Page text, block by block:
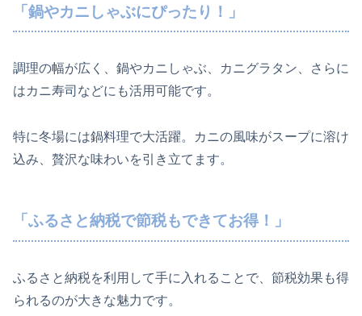
「鍋やカニしゃぶにぴったり！」
調理の幅が広く、鍋やカニしゃぶ、カニグラタン、さらに
はカニ寿司などにも活用可能です。
特に冬場には鍋料理で大活躍。カニの風味がスープに溶け
込み、贅沢な味わいを引き立てます。
「ふるさと納税で節税もできてお得！」
ふるさと納税を利用して手に入れることで、節税効果も得
られるのが大きな魅力です。